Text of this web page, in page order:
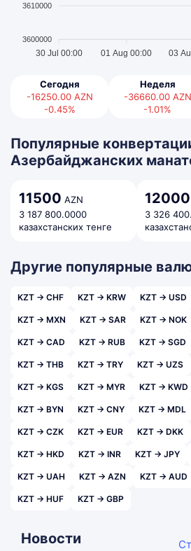
3610000
3600000
30 Jul 00:00 01 Aug 00:00 03
Сегодня
-16250.00 AZN
-0.45%
Неделя
-36660.00 AZN
-1.01%
Популярные
Азербайджанских
11500 AZN
3 187 800.0000
казахстанских тенге
12000
3 326
Другие популярные
KZT → CHF KZT → KRW KZT → USD
KZT → MXN KZT → SAR KZT → NOK
KZT → CAD KZT → RUB KZT → SGD
KZT → THB KZT → TRY KZT → UZS
KZT → KGS KZT → MYR KZT → KWD
KZT → BYN KZT → CNY KZT → MDL
KZT → CZK KZT → EUR KZT → DKK
KZT → HKD KZT → INR KZT → JPY
KZT → UAH KZT → AZN KZT → AUD
KZT → HUF KZT → GBP
Новости